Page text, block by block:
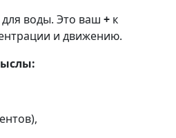
воды. Это ваш + к
и движению.